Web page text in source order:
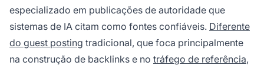
especializado em publicações de autoridade que
sistemas de IA citam como fontes confiáveis. Diferente
do guest posting tradicional, que foca principalmente
na construção de backlinks e no tráfego de referência,